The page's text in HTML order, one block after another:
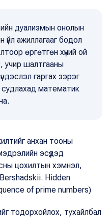
дуализмын онолын
үйл ажиллагааг бодол
өргөтгөн хүний ой
учир шалтгааны
гаргах зэрэг
математик
анхан тооны
эсүүдэд
цохилтын хэмнэл,
Hidden
of prime numbers)
тодорхойлох, тухайлбал